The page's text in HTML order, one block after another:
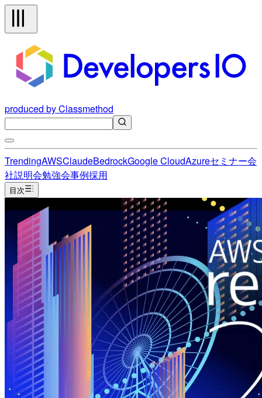
produced by Classmethod
TrendingAWSClaudeBedrockGoogle CloudAzureセミナー会
社説明会勉強会事例採用
目次